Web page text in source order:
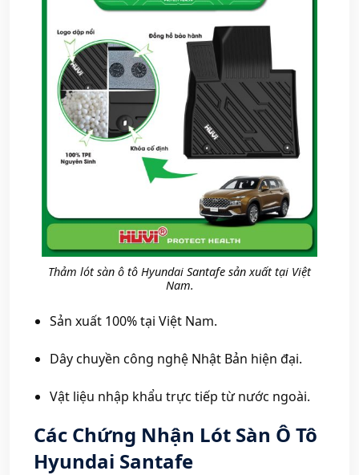
Thảm lót sàn ô tô Hyundai Santafe sản xuất tại Việt
Nam.
Sản xuất 100% tại Việt Nam.
Dây chuyền công nghệ Nhật Bản hiện đại.
Vật liệu nhập khẩu trực tiếp từ nước ngoài.
Các Chứng Nhận Lót Sàn Ô Tô
Hyundai Santafe